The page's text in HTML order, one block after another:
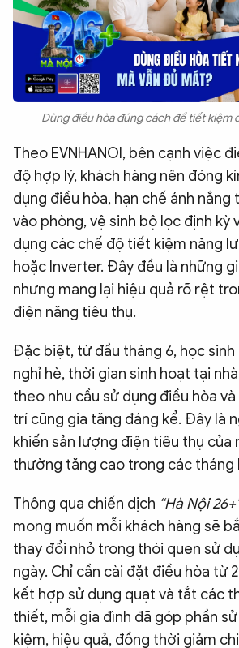
Dùng điều hòa đúng cách để tiết kiệm
Theo EVNHANOI, bên cạnh việc
độ hợp lý, khách hàng nên đóng
dụng điều hòa, hạn chế ánh
vào phòng, vệ sinh bộ lọc định kỳ
dụng các chế độ tiết kiệm năng
hoặc Inverter. Đây đều là những
nhưng mang lại hiệu quả rõ rệt
điện năng tiêu thụ.
Đặc biệt, từ đầu tháng 6, học
nghỉ hè, thời gian sinh hoạt tại
theo nhu cầu sử dụng điều hòa
trí cũng gia tăng đáng kể. Đây là
khiến sản lượng điện tiêu thụ của
thường tăng cao trong các tháng
Thông qua chiến dịch “Hà Nội
mong muốn mỗi khách hàng sẽ
thay đổi nhỏ trong thói quen sử
ngày. Chỉ cần cài đặt điều hòa từ
kết hợp sử dụng quạt và tắt các
thiết, mỗi gia đình đã góp phần
kiệm, hiệu quả, đồng thời giảm